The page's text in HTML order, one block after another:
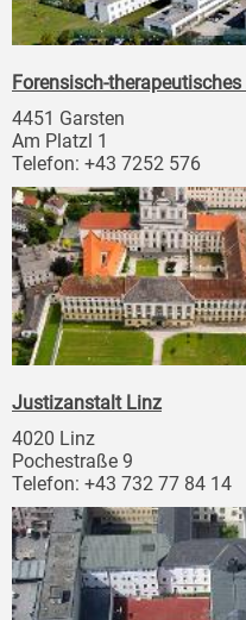
Forensisch-
4451 Garsten
Am Platzl 1
Telefon: +43 7252 576
Justizanstalt Linz
4020 Linz
Pochestraße 9
Telefon: +43 732 77 84 14